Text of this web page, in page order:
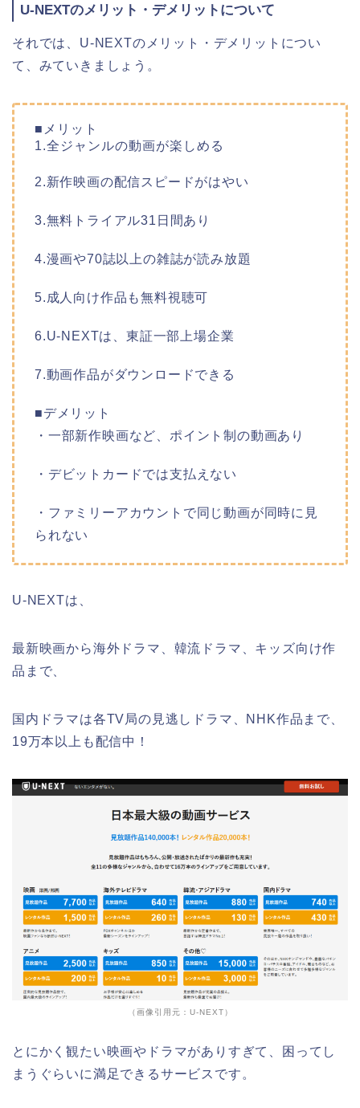
U-NEXTのメリット・デメリットについて
それでは、U-NEXTのメリット・デメリットについ
て、みていきましょう。
■メリット
1.全ジャンルの動画が楽しめる
2.新作映画の配信スピードがはやい
3.無料トライアル31日間あり
4.漫画や70誌以上の雑誌が読み放題
5.成人向け作品も無料視聴可
6.U-NEXTは、東証一部上場企業
7.動画作品がダウンロードできる
■デメリット
・一部新作映画など、ポイント制の動画あり
・デビットカードでは支払えない
・ファミリーアカウントで同じ動画が同時に見
られない
U-NEXTは、
最新映画から海外ドラマ、韓流ドラマ、キッズ向け作
品まで、
国内ドラマは各TV局の見逃しドラマ、NHK作品まで、
19万本以上も配信中！
（画像引用元：U-NEXT）
とにかく観たい映画やドラマがありすぎて、困ってし
まうぐらいに満足できるサービスです。